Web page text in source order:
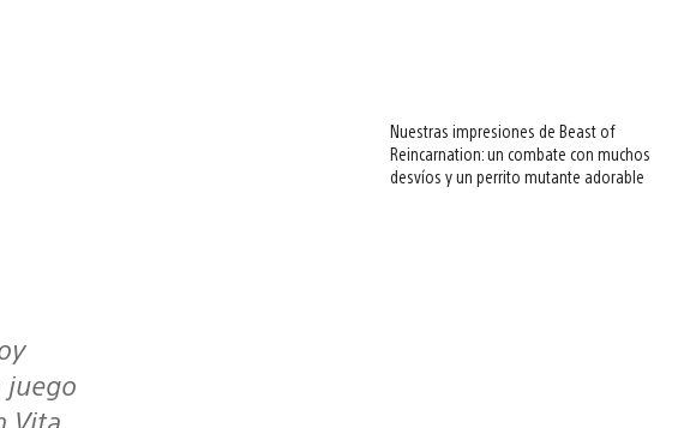
juego
Vita
Nuestras impresiones de Beast of
Reincarnation: un combate con muchos
desvíos y un perrito mutante adorable